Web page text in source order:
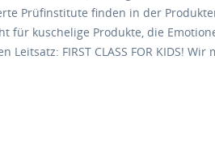
Prüfinstitute finden in der
für kuschelige Produkte, die
Leitsatz: FIRST CLASS FOR KIDS!